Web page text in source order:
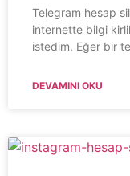
Telegram hesap
internette bilgi
istedim. Eğer bir
DEVAMINI OKU